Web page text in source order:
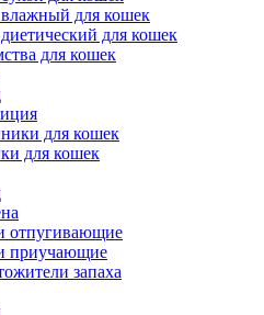
для кошек
для кошек
для кошек
для кошек
для кошек
отпугивающие
приучающие
запаха